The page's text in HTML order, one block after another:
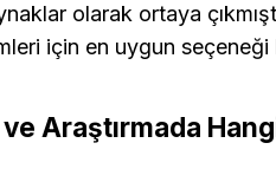
olarak ortaya
için en uygun
Araştırmada